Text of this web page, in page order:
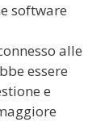
software
alle
essere
e